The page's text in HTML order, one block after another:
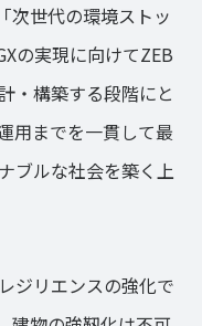
次世代の環境ストッ
の実現に向けてZEB
・構築する段階にと
用までを一貫して最
ブルな社会を築く上
ジリエンスの強化で